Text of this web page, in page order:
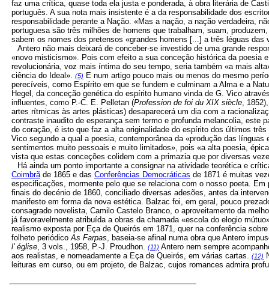
faz uma crítica, quase toda ela justa e ponderada, à obra literária de
português. A sua nota mais insistente é a da responsabilidade dos
responsabilidade perante a Nação. «Mas a nação, a nação verdadeira,
portuguesa são três milhões de homens que trabalham, suam,
sabem os nomes dos pretensos «grandes homens [...] a três léguas
Antero não mais deixará de conceber-se investido de uma grande
«novo misticismo». Pois com efeito a sua conceção histórica da poesia
revolucionária, voz mais íntima do seu tempo, seria também «a mais
ciência do Ideal». (5) E num artigo pouco mais ou menos do mesmo
perecíveis, como Espírito em que se fundem e culminam a Alma e a
Hegel, da conceção genética do espírito humano vinda de G. Vico
influentes, como P.-C. E. Pelletan (Profession de foi du XIX siècle,
artes rítmicas às artes plásticas) desaparecerá um dia com a
contraste inaudito de esperança sem termo e profunda melancolia, este
do coração, é isto que faz a alta originalidade do espírito dos últimos
Vico segundo a qual a poesia, contemporânea da «produção das
sentimentos muito pessoais e muito limitados», pois «a alta poesia,
vista que estas conceções colidem com a primazia que por diversas
Há ainda um ponto importante a consignar na atividade teorética e
Coimbrãde 1865 e das Conferências Democráticas de 1871 é muitas
especificações, mormente pelo que se relaciona com o nosso poeta.
finais do decénio de 1860, conciliado diversas adesões, antes da
manifesto em forma da nova estética. Balzac foi, em geral, pouco
consagrado novelista, Camilo Castelo Branco, o aproveitamento da
já favoravelmente atribuída a obras da chamada «escola do elogio
realismo exposta por Eça de Queirós em 1871, quer na conferência
folheto periódicoAs Farpas, baseia-se afinal numa obra que Antero
l' église, 3 vols., 1958, P.-J. Proudhon. (11) Antero nem sempre
aos realistas, e nomeadamente a Eça de Queirós, em várias cartas. (12)
leituras em curso, ou em projeto, de Balzac, cujos romances admira